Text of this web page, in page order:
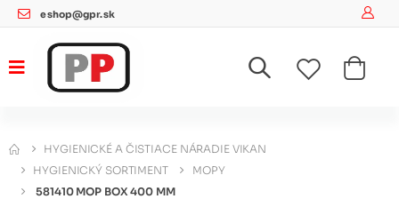
eshop@gpr.sk
HYGIENICKÉ A ČISTIACE NÁRADIE VIKAN
HYGIENICKÝ SORTIMENT
MOPY
581410 MOP BOX 400 MM